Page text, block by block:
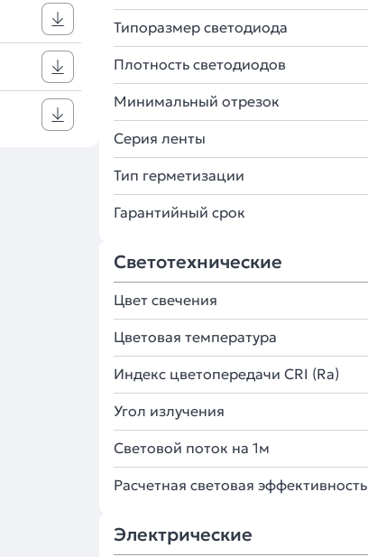
Типоразмер светодиода
Плотность светодиодов
Минимальный отрезок
Серия ленты
Тип герметизации
Гарантийный срок
Светотехнические
Цвет свечения
Цветовая температура
Индекс цветопередачи CRI (Ra)
Угол излучения
Световой поток на 1м
Расчетная световая эффективность
Электрические